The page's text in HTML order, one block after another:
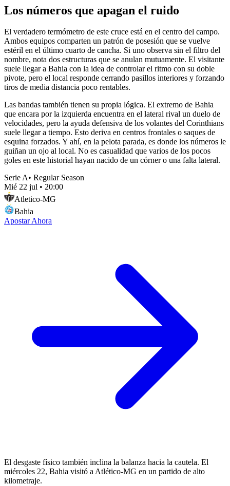
Los números que apagan el ruido
El verdadero termómetro de este cruce está en el centro del campo.
Ambos equipos comparten un patrón de posesión que se vuelve
estéril en el último cuarto de cancha. Si uno observa sin el filtro del
nombre, nota dos estructuras que se anulan mutuamente. El visitante
suele llegar a Bahia con la idea de controlar el ritmo con su doble
pivote, pero el local responde cerrando pasillos interiores y forzando
tiros de media distancia poco rentables.
Las bandas también tienen su propia lógica. El extremo de Bahia
que encara por la izquierda encuentra en el lateral rival un duelo de
velocidades, pero la ayuda defensiva de los volantes del Corinthians
suele llegar a tiempo. Esto deriva en centros frontales o saques de
esquina forzados. Y ahí, en la pelota parada, es donde los números le
guiñan un ojo al local. No es casualidad que varios de los pocos
goles en este historial hayan nacido de un córner o una falta lateral.
Serie A• Regular Season
Mié 22 jul • 20:00
Atletico-MG
Bahia
Apostar Ahora
El desgaste físico también inclina la balanza hacia la cautela. El
miércoles 22, Bahia visitó a Atlético-MG en un partido de alto
kilometraje.